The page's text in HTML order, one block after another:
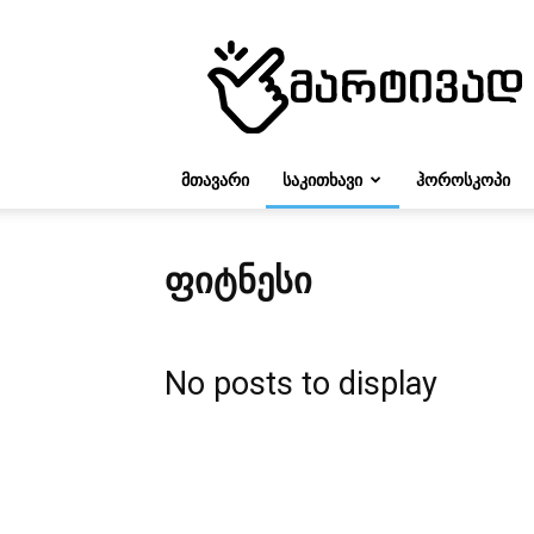
ᲛᲗᲐᲕᲐᲠᲘ ᲡᲐᲙᲘᲗᲮᲐᲕᲘ ᲰᲝᲠᲝᲡᲙᲝᲞᲘ
ᲤᲘᲢᲜᲔᲡᲘ
No posts to display